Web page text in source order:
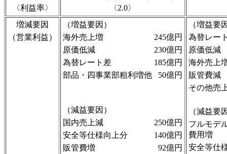
〈利益率〉
〈2.0〉
増減要因
（営業利益）
（増益要因）
海外売上増
245億円
原価低減
230億円
為替レート差
185億円
部品・四事業部粗利増他
50億円
（減益要因）
国内売上減
250億円
安全等仕様向上分
140億円
販管費増
92億円
（増益要
為替レー
原価低減
海外売上
販管費減
その他売
（減益要
フルモデ
費用増
安全等仕